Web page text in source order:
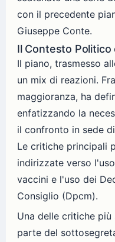
con il precedente
Giuseppe Conte.
Il Contesto Politico
Il piano, trasmesso
un mix di reazioni.
maggioranza, ha
enfatizzando la
il confronto in sede
Le critiche principali
indirizzate verso
vaccini e l'uso dei
Consiglio (Dpcm).
Una delle critiche
parte del